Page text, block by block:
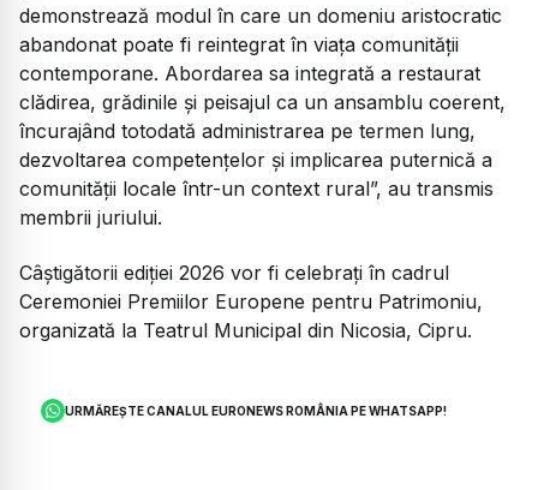
demonstrează modul în care un domeniu aristocratic
abandonat poate fi reintegrat în viața comunității
contemporane. Abordarea sa integrată a restaurat
clădirea, grădinile și peisajul ca un ansamblu coerent,
încurajând totodată administrarea pe termen lung,
dezvoltarea competențelor și implicarea puternică a
comunității locale într-un context rural”, au transmis
membrii juriului.
Câștigătorii ediției 2026 vor fi celebrați în cadrul
Ceremoniei Premiilor Europene pentru Patrimoniu,
organizată la Teatrul Municipal din Nicosia, Cipru.
URMĂREȘTE CANALUL EURONEWS ROMÂNIA PE WHATSAPP!